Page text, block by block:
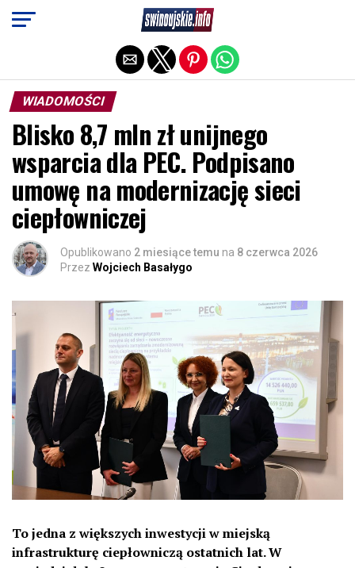
WIADOMOŚCI
Blisko 8,7 mln zł unijnego
wsparcia dla PEC. Podpisano
umowę na modernizację sieci
ciepłowniczej
Opublikowano 2 miesiące temu na 8 czerwca 2026
Przez Wojciech Basałygo
To jedna z większych inwestycji w miejską
infrastrukturę ciepłowniczą ostatnich lat. W
Exit mobile version